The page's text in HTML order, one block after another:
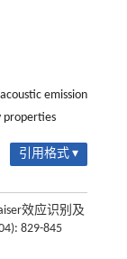
acoustic emission
properties
引用格式 ▾
效应识别及
829-845